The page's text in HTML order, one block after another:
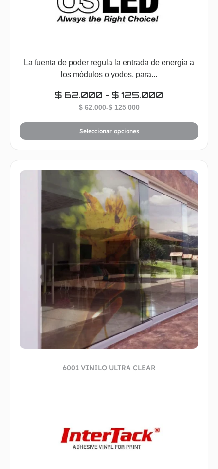
La fuenta de poder regula la entrada de energía a
los módulos o yodos, para...
$ 62.000 - $ 125.000
$62.000-$125.000
Seleccionar opciones
6001 VINILO ULTRA CLEAR